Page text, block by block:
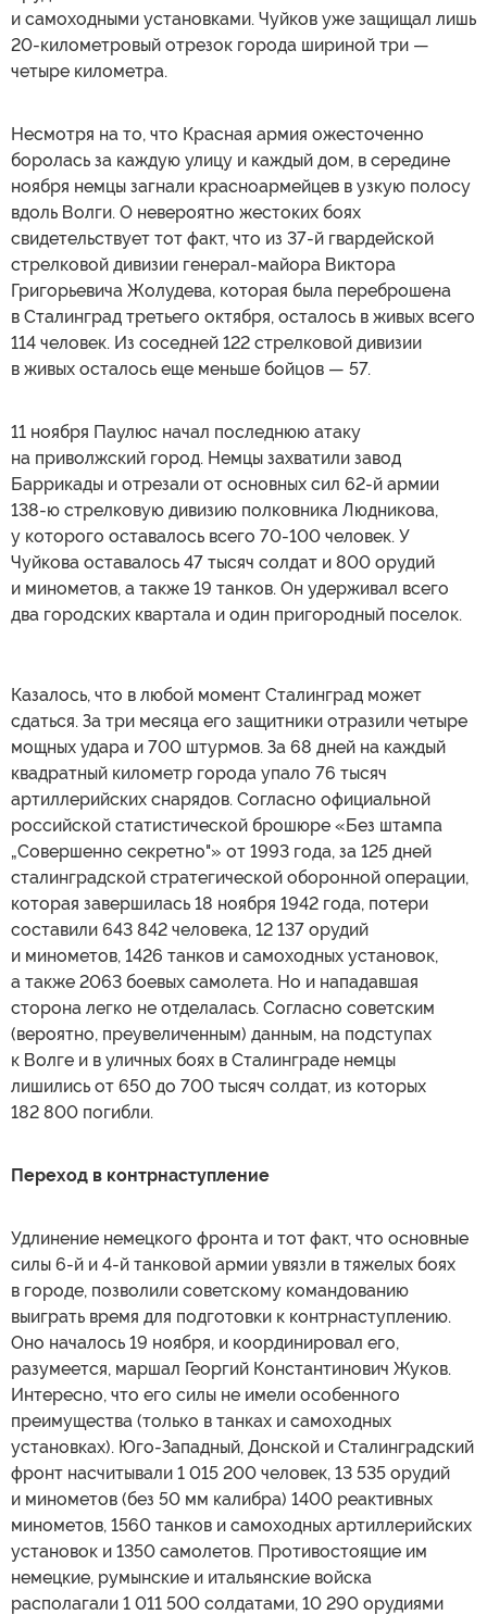
и самоходными установками. Чуйков уже защищал лишь
20-километровый отрезок города шириной три —
четыре километра.
Несмотря на то, что Красная армия ожесточенно
боролась за каждую улицу и каждый дом, в середине
ноября немцы загнали красноармейцев в узкую полосу
вдоль Волги. О невероятно жестоких боях
свидетельствует тот факт, что из 37-й гвардейской
стрелковой дивизии генерал-майора Виктора
Григорьевича Жолудева, которая была переброшена
в Сталинград третьего октября, осталось в живых всего
114 человек. Из соседней 122 стрелковой дивизии
в живых осталось еще меньше бойцов — 57.
11 ноября Паулюс начал последнюю атаку
на приволжский город. Немцы захватили завод
Баррикады и отрезали от основных сил 62-й армии
138-ю стрелковую дивизию полковника Людникова,
у которого оставалось всего 70-100 человек. У
Чуйкова оставалось 47 тысяч солдат и 800 орудий
и минометов, а также 19 танков. Он удерживал всего
два городских квартала и один пригородный поселок.
Казалось, что в любой момент Сталинград может
сдаться. За три месяца его защитники отразили четыре
мощных удара и 700 штурмов. За 68 дней на каждый
квадратный километр города упало 76 тысяч
артиллерийских снарядов. Согласно официальной
российской статистической брошюре «Без штампа
„Совершенно секретно"» от 1993 года, за 125 дней
сталинградской стратегической оборонной операции,
которая завершилась 18 ноября 1942 года, потери
составили 643 842 человека, 12 137 орудий
и минометов, 1426 танков и самоходных установок,
а также 2063 боевых самолета. Но и нападавшая
сторона легко не отделалась. Согласно советским
(вероятно, преувеличенным) данным, на подступах
к Волге и в уличных боях в Сталинграде немцы
лишились от 650 до 700 тысяч солдат, из которых
182 800 погибли.
Переход в контрнаступление
Удлинение немецкого фронта и тот факт, что основные
силы 6-й и 4-й танковой армии увязли в тяжелых боях
в городе, позволили советскому командованию
выиграть время для подготовки к контрнаступлению.
Оно началось 19 ноября, и координировал его,
разумеется, маршал Георгий Константинович Жуков.
Интересно, что его силы не имели особенного
преимущества (только в танках и самоходных
установках). Юго-Западный, Донской и Сталинградский
фронт насчитывали 1 015 200 человек, 13 535 орудий
и минометов (без 50 мм калибра) 1400 реактивных
минометов, 1560 танков и самоходных артиллерийских
установок и 1350 самолетов. Противостоящие им
немецкие, румынские и итальянские войска
располагали 1 011 500 солдатами, 10 290 орудиями